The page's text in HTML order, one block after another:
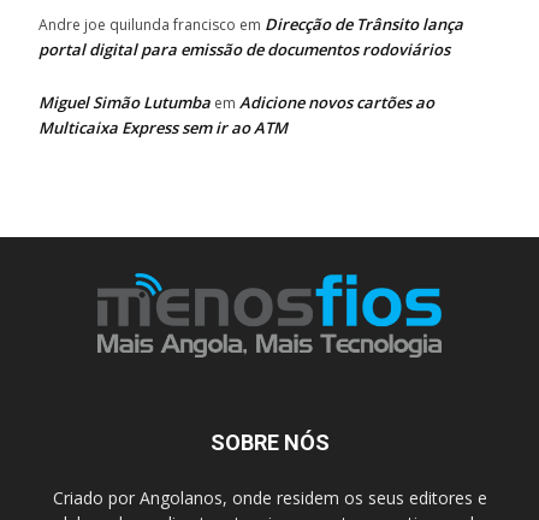
Andre joe quilunda francisco em Direcção de Trânsito lança
portal digital para emissão de documentos rodoviários
Miguel Simão Lutumba em Adicione novos cartões ao
Multicaixa Express sem ir ao ATM
SOBRE NÓS
Criado por Angolanos, onde residem os seus editores e